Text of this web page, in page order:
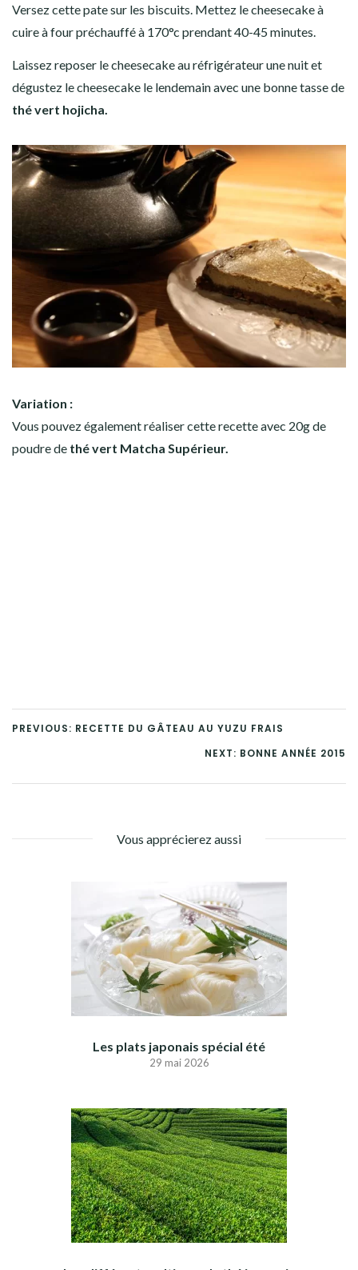
Versez cette pate sur les biscuits. Mettez le cheesecake à
cuire à four préchauffé à 170°c prendant 40-45 minutes.
Laissez reposer le cheesecake au réfrigérateur une nuit et
dégustez le cheesecake le lendemain avec une bonne tasse de
thé vert hojicha.
Variation :
Vous pouvez également réaliser cette recette avec 20g de
poudre de thé vert Matcha Supérieur.
PREVIOUS: RECETTE DU GÂTEAU AU YUZU FRAIS
NEXT: BONNE ANNÉE 2015
Vous apprécierez aussi
Les plats japonais spécial été
29 mai 2026